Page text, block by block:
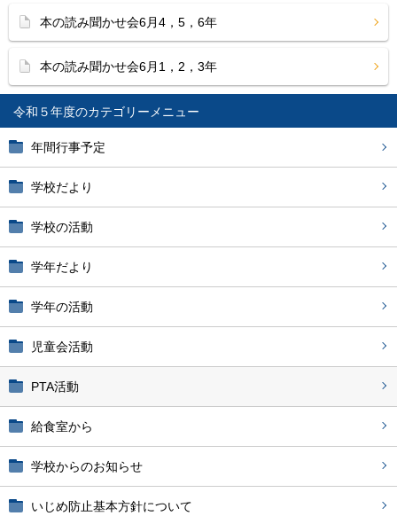
令和５年度
年間行事予定
学校だより
学校の活動
学年だより
学年の活動
児童会活動
PTA活動
給食室から
学校からのお知らせ
いじめ防止基本方針について
本の読み聞かせ会6月4，5，6年
本の読み聞かせ会6月1，2，3年